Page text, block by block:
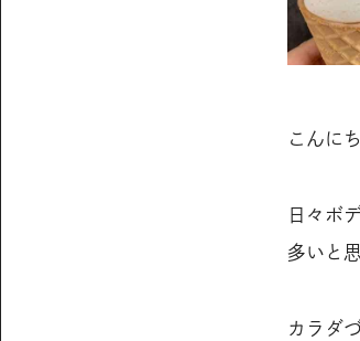
こんに
日々ボ
多いと
カラダ